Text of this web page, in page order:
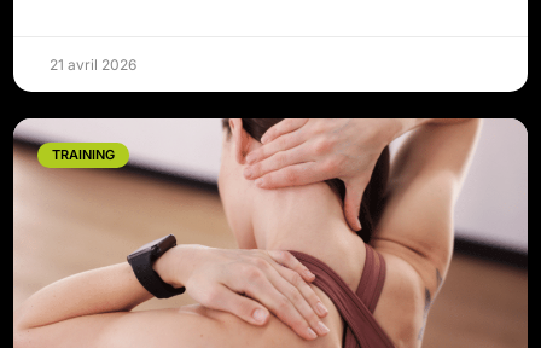
21 avril 2026
TRAINING